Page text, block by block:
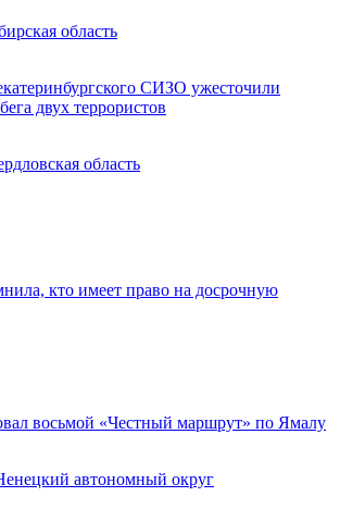
область
СИЗО ужесточили
двух террористов
область
кто имеет право на досрочную
восьмой «Честный маршрут» по Ямалу
автономный округ